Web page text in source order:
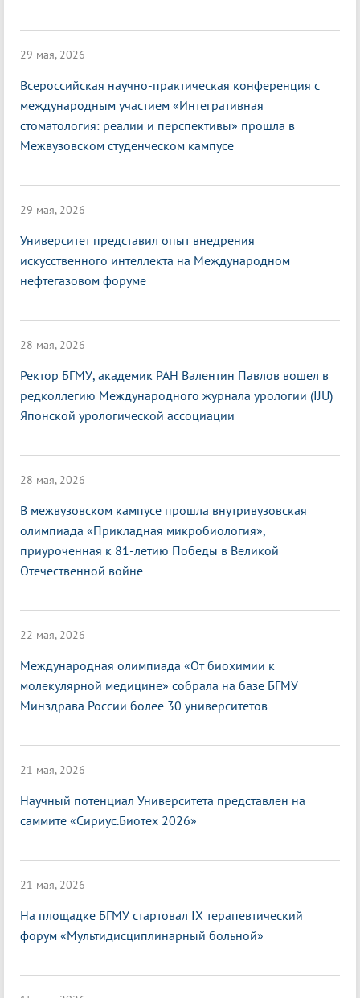
29 мая, 2026
Всероссийская научно-практическая конференция с
международным участием «Интегративная
стоматология: реалии и перспективы» прошла в
Межвузовском студенческом кампусе
29 мая, 2026
Университет представил опыт внедрения
искусственного интеллекта на Международном
нефтегазовом форуме
28 мая, 2026
Ректор БГМУ, академик РАН Валентин Павлов вошел в
редколлегию Международного журнала урологии (IJU)
Японской урологической ассоциации
28 мая, 2026
В межвузовском кампусе прошла внутривузовская
олимпиада «Прикладная микробиология»,
приуроченная к 81-летию Победы в Великой
Отечественной войне
22 мая, 2026
Международная олимпиада «От биохимии к
молекулярной медицине» собрала на базе БГМУ
Минздрава России более 30 университетов
21 мая, 2026
Научный потенциал Университета представлен на
саммите «Сириус.Биотех 2026»
21 мая, 2026
На площадке БГМУ стартовал IX терапевтический
форум «Мультидисциплинарный больной»